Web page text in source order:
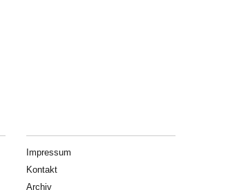
Impressum
Kontakt
Archiv